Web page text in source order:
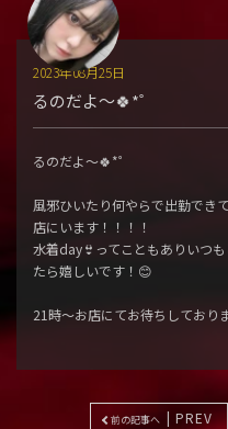
るのだよ〜🍀*゜
2023年08月25日
るのだよ〜🍀*゜
風邪ひいたり何やらで出勤でき
店にいます！！！！
水着day👙ってこともありいつ
たら嬉しいです！😊
21時〜お店にてお待ちしており
前の記事へ | PREV